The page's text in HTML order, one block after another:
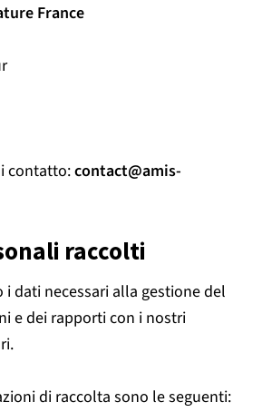
France
contatto:contact@amis-
raccolti
i dati necessari alla gestione del
e dei rapporti con i nostri
di raccolta sono le seguenti: